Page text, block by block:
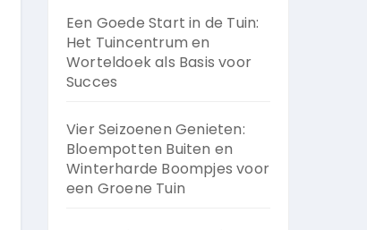
Een Goede Start in de Tuin:
Het Tuincentrum en
Worteldoek als Basis voor
Succes
Vier Seizoenen Genieten:
Bloempotten Buiten en
Winterharde Boompjes voor
een Groene Tuin